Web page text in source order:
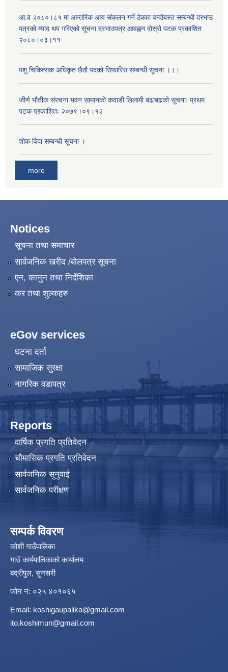
आ.व २०८०।८१ मा आन्तरिक आय संकलन गर्ने ठेक्का वन्दोबस्त सम्बन्धी दरभाउ
पत्रको म्याद थप गरिएको सूचना दरभाउपत्र आवह्नन दोस्रो पटक प्रकाशित
२०८०।०३।११ .
पशु चिकित्सक अधिकृत छैठौ पदको सिफारिस सम्बन्धी सूचना ।।।
जीर्ण भौतीक संरचना भवन सामानको कवाडी लिलामी बढाबढको सूचनाः प्रथम
पटक प्रकाशितः २०७९।०९।१२
शोक विदा सम्बन्धी सूचना ।
more
Notices
सूचना तथा समाचार
सार्वजनिक खरीद /बोलपत्र सूचना
एन, कानुन तथा निर्देशिका
कर तथा शुल्कहरु
eGov services
घटना दर्ता
सामाजिक सुरक्षा
नागरिक वडापत्र
Reports
वार्षिक प्रगति प्रतिवेदन
चौमासिक प्रगति प्रतिवेदन
सार्वजनिक सुनुवाई
सार्वजनिक परीक्षण
सम्पर्क विवरण
कोशी गाउँपालिका
गाउँ कार्यपालिकाको कार्यालय
बद्रीपुल, सुनसरी
फोन नं: ०२५ ४०१०६५
Email: koshigaupalika@gmail.com
ito.koshimun@gmail.com